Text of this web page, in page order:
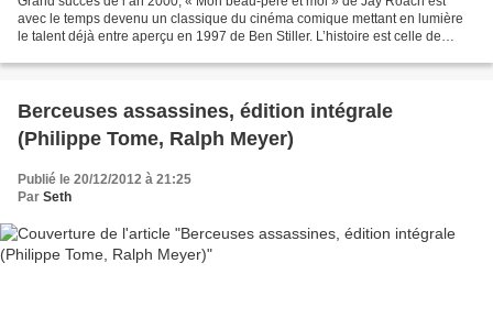
avec le temps devenu un classique du cinéma comique mettant en lumière
le talent déjà entre aperçu en 1997 de Ben Stiller. L’histoire est celle de
Berceuses assassines, édition intégrale
(Philippe Tome, Ralph Meyer)
Publié le 20/12/2012 à 21:25
Par Seth